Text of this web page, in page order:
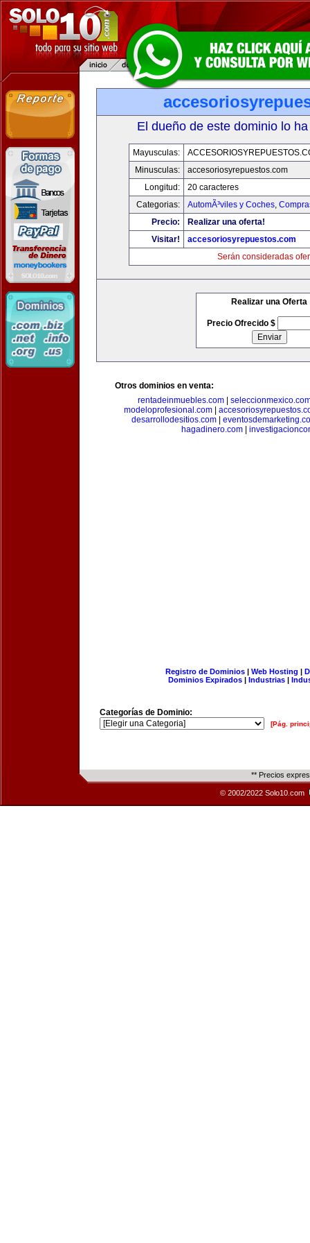
El dueño de este dominio lo
Mayusculas:
Minusculas:
accesoriosyrepuestos.com
Longitud:
20 caracteres
Categorias:
AutomÃ³viles y Coches,
Precio:
Realizar una oferta!
Visitar!
accesoriosyrepuestos.com
Serán consideradas
Realizar una Oferta
Precio Ofrecido $
Otros dominios en venta:
rentadeinmuebles.com
modeloprofesional.com|
desarrollodesitios.com|
hagadinero.com|
Registro de Dominios| Web Hosting |
Dominios Expirados | Industrias |
Categorías de Dominio:
[Pág.
** Precios
© 2002/2022 Solo10.com